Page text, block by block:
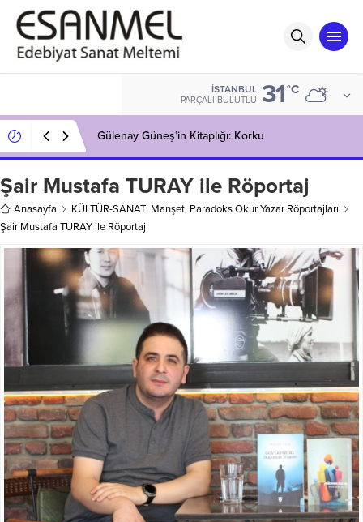
İSTANBUL
PARÇALI BULUTLU 31°C
Gülenay Güneş’in Kitaplığı: Korku
Şair Mustafa TURAY ile Röportaj
Anasayfa KÜLTÜR-SANAT, Manşet, Paradoks Okur Yazar Röportajları
Şair Mustafa TURAY ile Röportaj